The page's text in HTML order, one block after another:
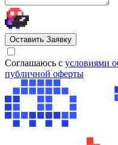
Оставить Заявку
Cоглашаюсь с условиями
публичной оферты